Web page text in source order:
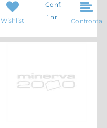
Wishlist
Conf.
1 nr
Confronta